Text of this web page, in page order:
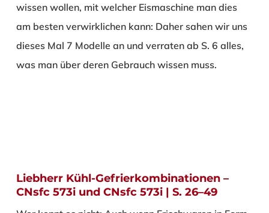
wissen wollen, mit welcher Eismaschine man dies
am besten verwirklichen kann: Daher sahen wir uns
dieses Mal 7 Modelle an und verraten ab S. 6 alles,
was man über deren Gebrauch wissen muss.
Liebherr Kühl-Gefrierkombinationen –
CNsfc 573i und CNsfc 573i | S. 26–49